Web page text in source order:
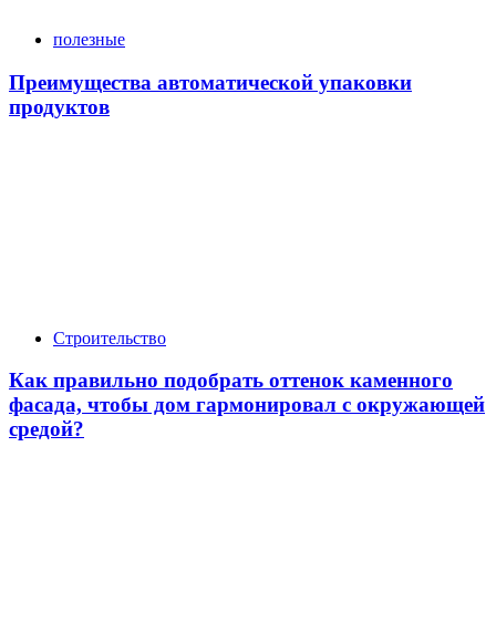
полезные
Преимущества автоматической упаковки
продуктов
Строительство
Как правильно подобрать оттенок каменного
фасада, чтобы дом гармонировал с окружающей
средой?